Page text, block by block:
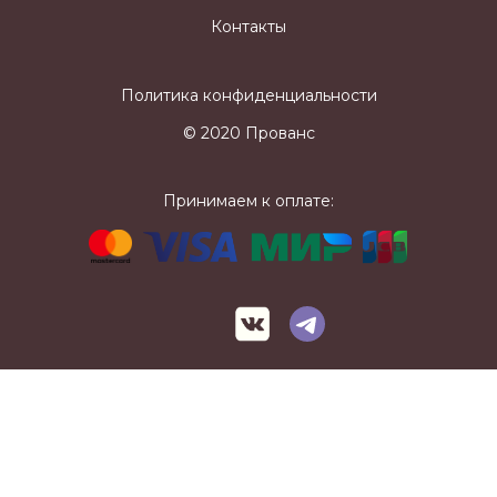
© 2020 Прованс
Контакты
Политика конфиденциальности
Принимаем к оплате: